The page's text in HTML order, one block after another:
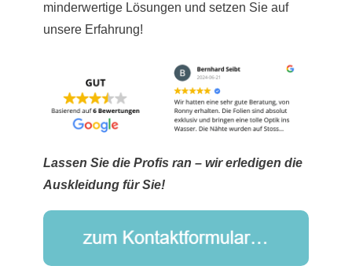
minderwertige Lösungen und setzen Sie auf
unsere Erfahrung!
Lassen Sie die Profis ran – wir erledigen die
Auskleidung für Sie!